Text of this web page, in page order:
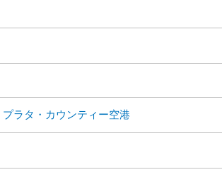
プラタ・カウンティー空港